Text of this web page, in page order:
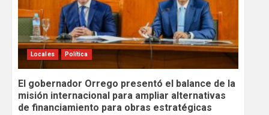
Locales Política
El gobernador Orrego presentó el balance de la
misión internacional para ampliar alternativas
de financiamiento para obras estratégicas